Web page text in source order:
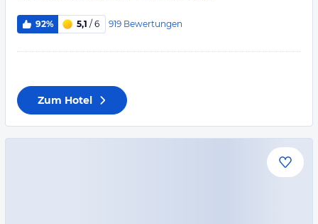
92% 5,1 / 6 919 Bewertungen
Zum Hotel